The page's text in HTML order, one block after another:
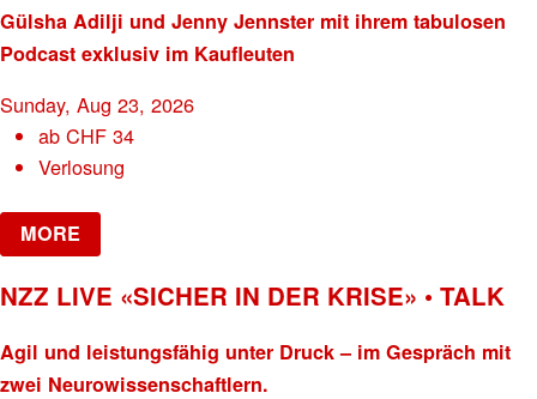
Gülsha Adilji und Jenny Jennster mit ihrem tabulosen
Podcast exklusiv im Kaufleuten
Sunday, Aug 23, 2026
abCHF 34
Verlosung
MORE
NZZ LIVE «SICHER IN DER KRISE» • TALK
Agil und leistungsfähig unter Druck – im Gespräch mit
zwei Neurowissenschaftlern.